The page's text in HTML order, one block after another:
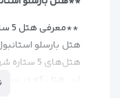
**معرفی هتل 5 ستاره بارسلو استانبول**
هتل‌های 5